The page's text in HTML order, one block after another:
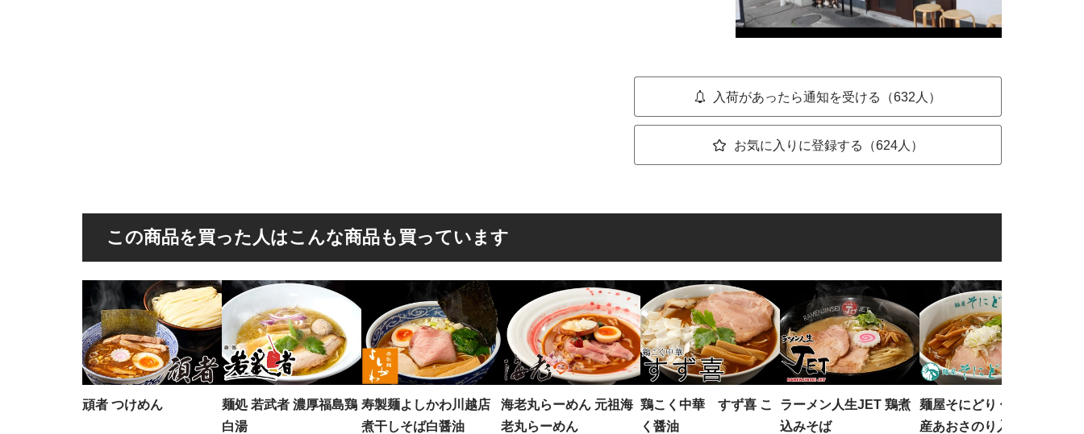
入荷があったら通知を受ける（632人）
お気に入りに登録する（624人）
この商品を買った人はこんな商品も買っています
頑者 つけめん
麺処 若武者 濃厚福島鶏
白湯
寿製麺よしかわ川越店
煮干しそば白醤油
海老丸らーめん 元祖海
老丸らーめん
鶏こく中華 すず喜 こ
く醤油
ラーメン人生JET 鶏煮
込みそば
麺屋そにどり 伊勢志摩
産あおさのり入り 醤油